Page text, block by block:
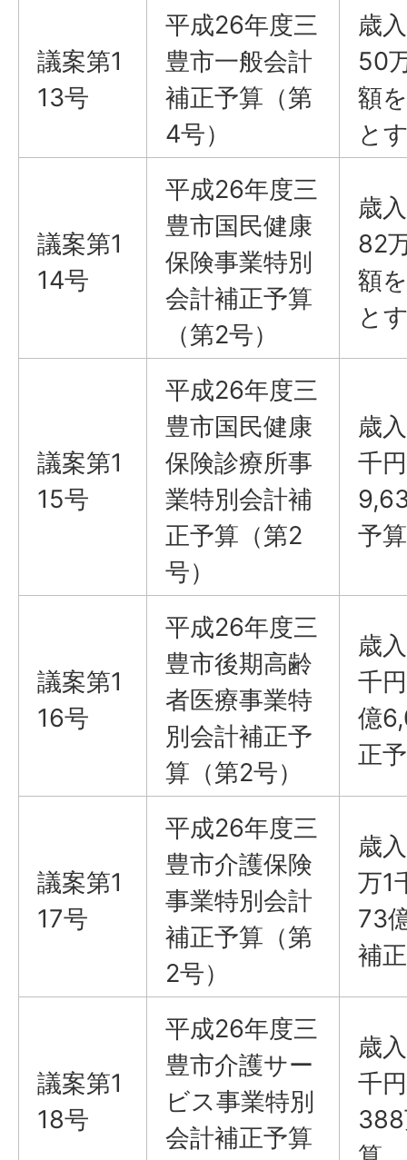
議案第1
13号
平成26年度三
豊市一般会計
補正予算（第
4号）
歳
50
額
と
議案第1
14号
平成26年度三
豊市国民健康
保険事業特別
会計補正予算
（第2号）
歳
82
額
と
議案第1
15号
平成26年度三
豊市国民健康
保険診療所事
業特別会計補
正予算（第2
号）
歳
千
予算
議案第1
16号
平成26年度三
豊市後期高齢
者医療事業特
別会計補正予
算（第2号）
歳
千
億
正
議案第1
17号
平成26年度三
豊市介護保険
事業特別会計
補正予算（第
2号）
歳
万1
73
補
議案第1
18号
平成26年度三
豊市介護サー
ビス事業特別
会計補正予算
歳
千